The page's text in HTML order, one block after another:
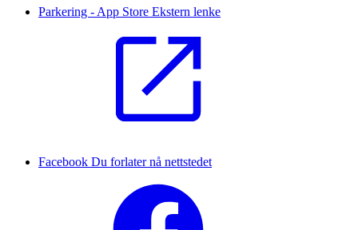
Parkering - App Store Ekstern lenke
Facebook Du forlater nå nettstedet